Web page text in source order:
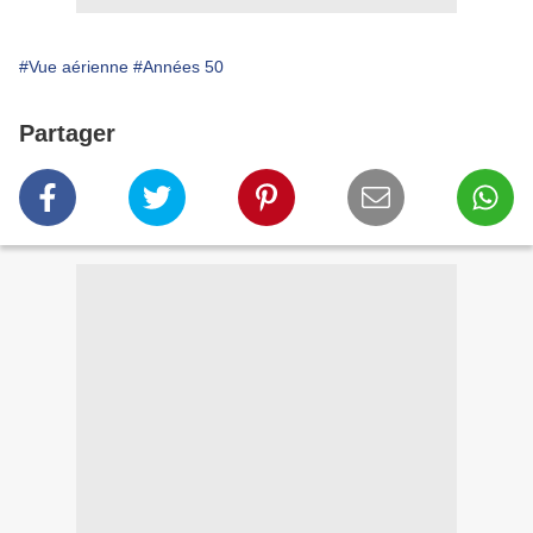
#Vue aérienne #Années 50
Partager